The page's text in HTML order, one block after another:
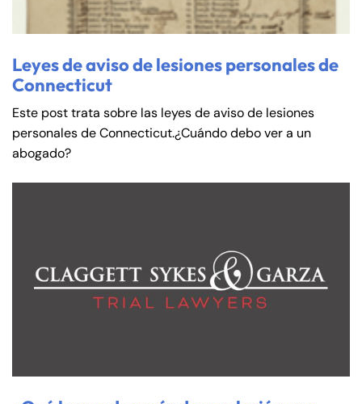
Leyes de aviso de lesiones personales de
Connecticut
Este post trata sobre las leyes de aviso de lesiones
personales de Connecticut.¿Cuándo debo ver a un
abogado?